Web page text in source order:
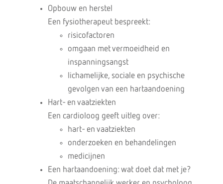
Opbouw en herstel
Een fysiotherapeut bespreekt:
risicofactoren
omgaan met vermoeidheid en
inspanningsangst
lichamelijke, sociale en psychische
gevolgen van een hartaandoening
Hart- en vaatziekten
Een cardioloog geeft uitleg over:
hart- en vaatziekten
onderzoeken en behandelingen
medicijnen
Een hartaandoening: wat doet dat met je?